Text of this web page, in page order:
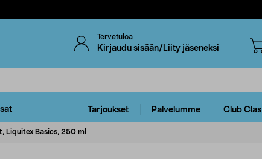
Tervetuloa
Kirjaudu sisään/Liity jäseneksi
Tarjoukset Palvelumme Club Clas
Liquitex Basics, 250 ml